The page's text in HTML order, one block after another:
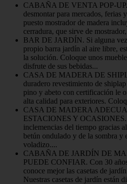
CABAÑA DE VENTA POP-
desmontar para mercados, ferias
puesto mostrador de madera
cerradura, que sirve de
BAR DE JARDÍN. Si alguna vez
propio barra jardín al aire libre,
la solución. Coloque unos
disfrute de sus bebidas...
CASA DE MADERA DE
duradero revestimiento de
pino y abeto con certificación le
alta calidad para exteriores.
CASA DE MADERA
ESTACIONES Y OCASIONES.
inclemencias del tiempo gracias
betún ondulado y de la sombra y
voladizo....
CABAÑA DE JARDÍN DE
PUEDE CONFIAR. Con 30
conoce mejor las casetas de
Nuestras casetas de jardín están